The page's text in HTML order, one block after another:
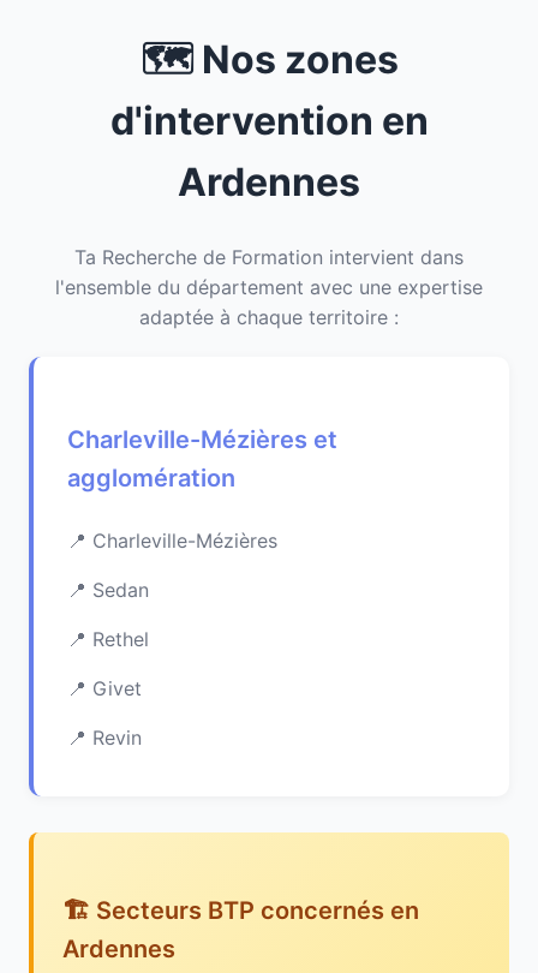
🗺️ Nos zones
d'intervention en
Ardennes
Ta Recherche de Formation intervient dans
l'ensemble du département avec une expertise
adaptée à chaque territoire :
Charleville-Mézières et
agglomération
Charleville-Mézières
Sedan
Rethel
Givet
Revin
🏗️ Secteurs BTP concernés en
Ardennes